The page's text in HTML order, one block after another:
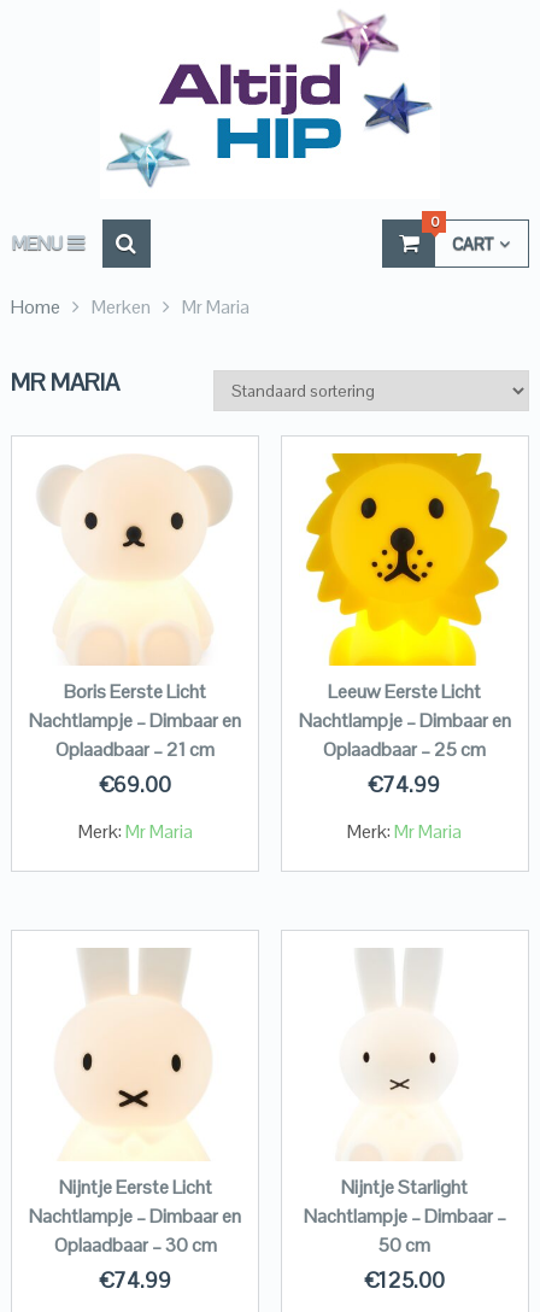
MENU CART
0
Home Merken Mr Maria
MR MARIA
Boris Eerste Licht
Nachtlampje – Dimbaar en
Oplaadbaar – 21 cm
€69.00
Merk:Mr Maria
Leeuw Eerste Licht
Nachtlampje – Dimbaar en
Oplaadbaar – 25 cm
€74.99
Merk:Mr Maria
Nijntje Eerste Licht
Nachtlampje – Dimbaar en
Oplaadbaar – 30 cm
€74.99
Nijntje Starlight
Nachtlampje – Dimbaar –
50 cm
€125.00